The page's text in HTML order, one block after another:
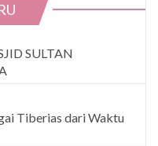
SULTAN
Tiberias dari Waktu